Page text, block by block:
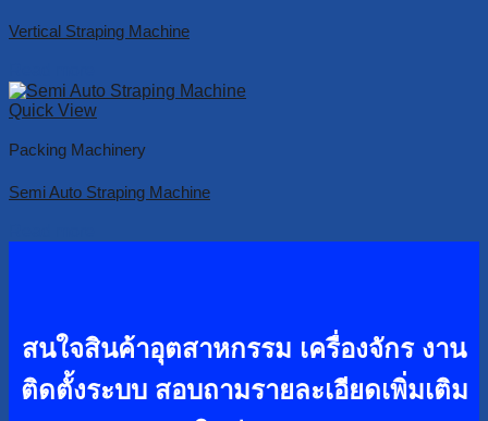
Vertical Straping Machine
Quick View
Packing Machinery
Semi Auto Straping Machine
สนใจสินค้าอุตสาหกรรม เครื่องจักร งาน
ติดตั้งระบบ สอบถามรายละเอียดเพิ่มเติม